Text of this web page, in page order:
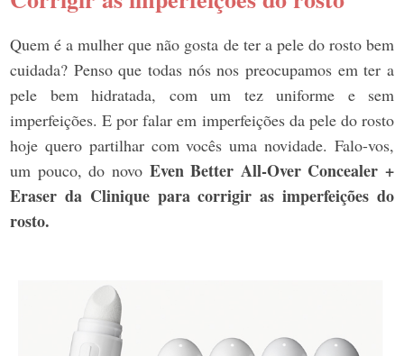
Quem é a mulher que não gosta de ter a pele do rosto bem
cuidada? Penso que todas nós nos preocupamos em ter a
pele bem hidratada, com um tez uniforme e sem
imperfeições. E por falar em imperfeições da pele do rosto
hoje quero partilhar com vocês uma novidade. Falo-vos,
um pouco, do novo Even Better All-Over Concealer +
Eraser da Clinique para corrigir as imperfeições do
rosto.